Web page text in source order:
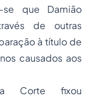
se que Damião
de outras
à título de
causados aos
a Corte fixou